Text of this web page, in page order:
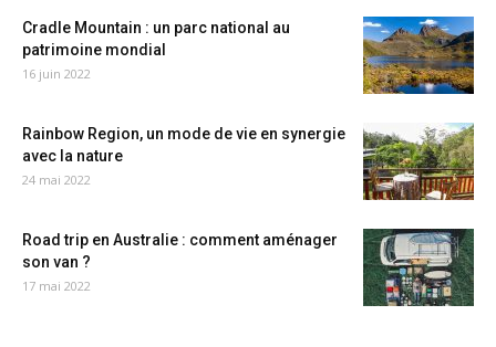
Cradle Mountain : un parc national au
patrimoine mondial
16 juin 2022
Rainbow Region, un mode de vie en synergie
avec la nature
24 mai 2022
Road trip en Australie : comment aménager
son van ?
17 mai 2022